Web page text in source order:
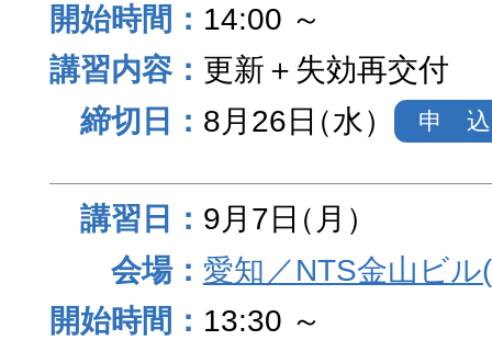
14:00 ～
更新＋失効再交付
8月26日（水） 申 込
9月7日（月）
愛知／NTS金山ビ
13:30 ～